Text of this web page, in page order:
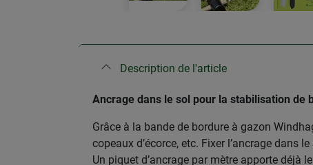
Description de l'article
Ancrage dans le sol pour la stabilisation de
Grâce à la bande de bordure à gazon
copeaux d’écorce, etc. Fixer l’ancrage
Un piquet d’ancrage par mètre apporte déjà